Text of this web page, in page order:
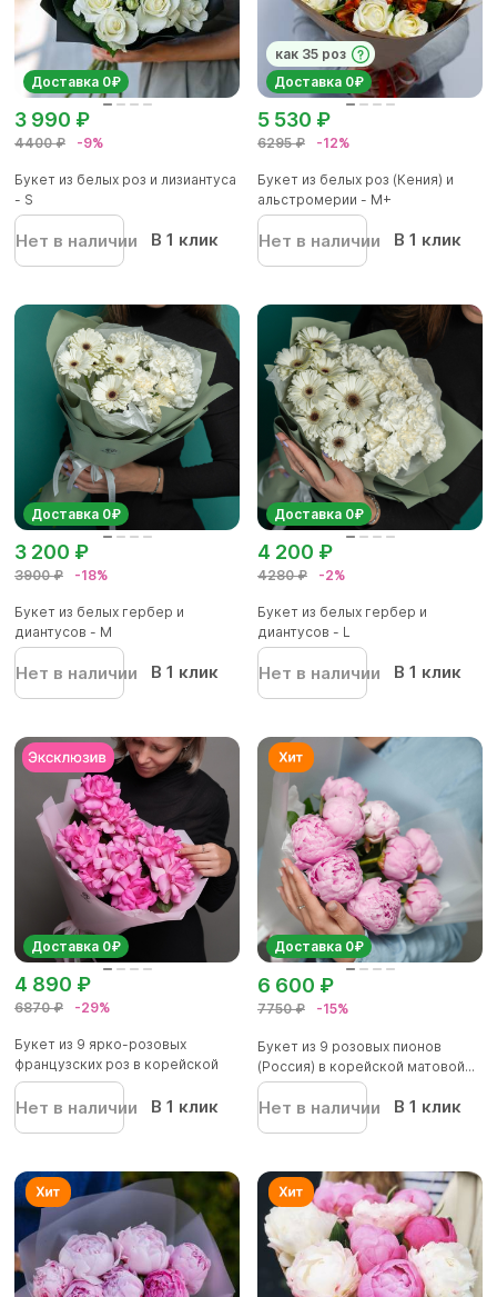
Доставка 0₽
4400 ₽ -9%
3 990 ₽
Букет из белых роз и лизиантуса
- S
Нет в наличии В 1 клик
как 35 роз
Доставка 0₽
6295 ₽ -12%
5 530 ₽
Букет из белых роз (Кения) и
альстромерии - М+
Нет в наличии В 1 клик
Доставка 0₽
3900 ₽ -18%
3 200 ₽
Букет из белых гербер и
диантусов - M
Нет в наличии В 1 клик
Доставка 0₽
4280 ₽ -2%
4 200 ₽
Букет из белых гербер и
диантусов - L
Нет в наличии В 1 клик
Доставка 0₽
6870 ₽ -29%
4 890 ₽
Букет из 9 ярко-розовых
французских роз в корейской
упа...
Нет в наличии В 1 клик
Доставка 0₽
7750 ₽ -15%
6 600 ₽
Букет из 9 розовых пионов
(Россия) в корейской матовой...
Нет в наличии В 1 клик